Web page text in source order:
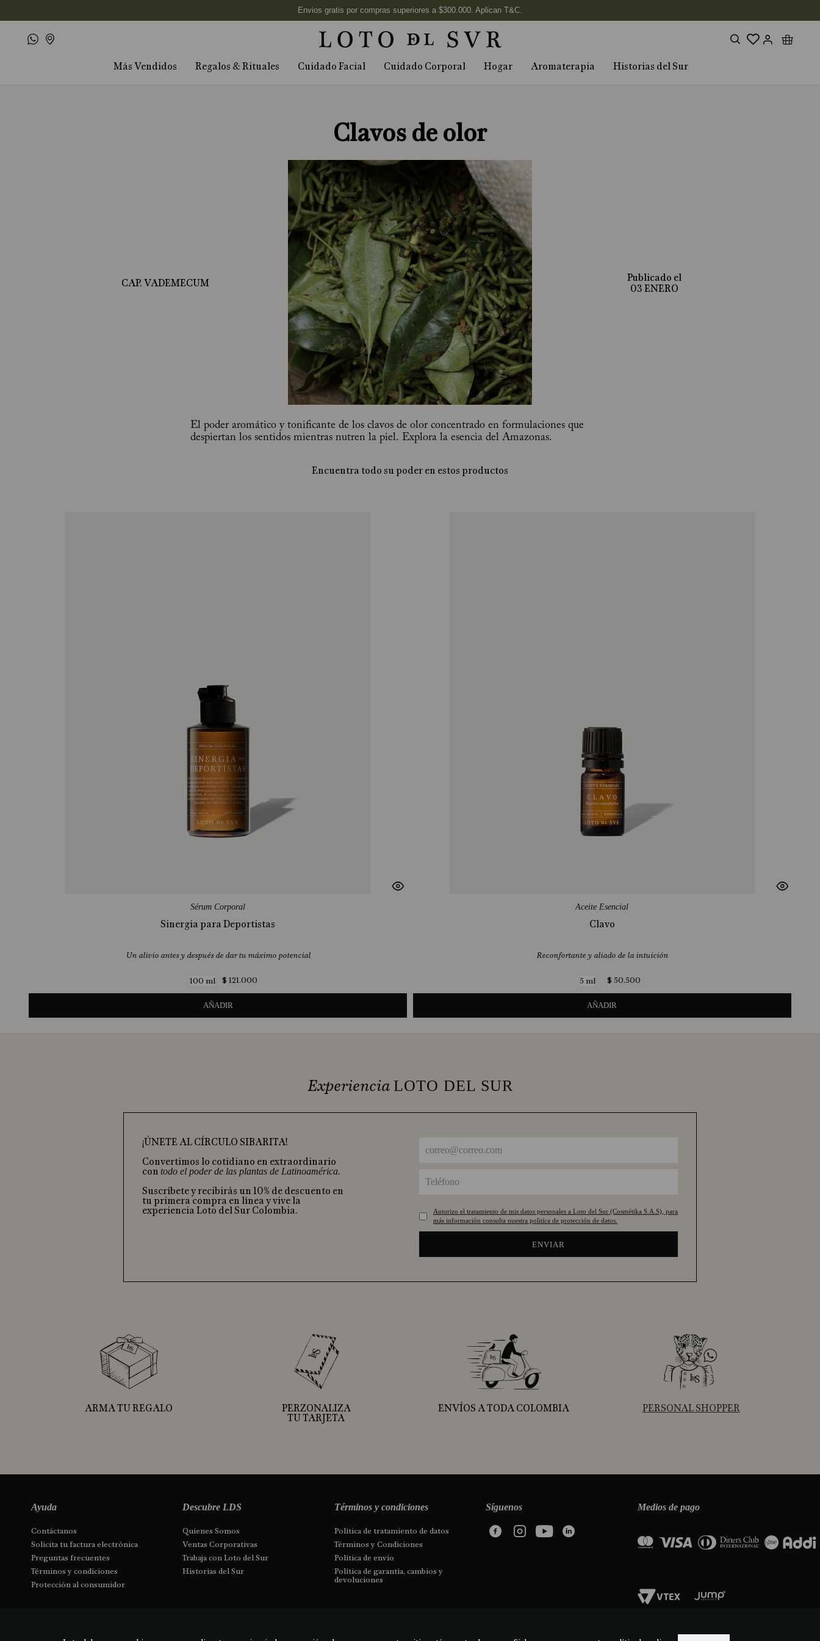
Más Vendidos Regalos & Rituales Cuidado Facial Cuidado Corporal Hogar Aromaterapia Historias del Sur
Clavos de olor
CAP. VADEMECUM
Publicado el
03 ENERO
El poder aromático y tonificante de los clavos de olor concentrado en formulaciones que
despiertan los sentidos mientras nutren la piel. Explora la esencia del Amazonas.
Encuentra todo su poder en estos productos
Sérum Corporal
Sinergia para Deportistas
Un alivio antes y después de dar tu máximo potencial
100 ml $ 121.000
AÑADIR
Aceite Esencial
Clavo
Reconfortante y aliado de la intuición
5 ml $ 50.500
AÑADIR
Experiencia LOTO DEL SUR
¡ÚNETE AL CÍRCULO SIBARITA!
Convertimos lo cotidiano en extraordinario
con todo el poder de las plantas de Latinoamérica.
Suscríbete y recibirás un 10% de descuento en
tu primera compra en línea y vive la
experiencia Loto del Sur Colombia.
Autorizo el tratamiento de mis datos personales a Loto del Sur (Cosmétika S.A.S), para
más información consulta nuestra politíca de protección de datos.
ENVIAR
ARMA TU REGALO
PERZONALIZA
TU TARJETA
ENVÍOS A TODA COLOMBIA PERSONAL SHOPPER
Ayuda
Contáctanos
Solicita tu factura electrónica
Preguntas frecuentes
Términos y condiciones
Protección al consumidor
Descubre LDS
Quienes Somos
Ventas Corporativas
Trabaja con Loto del Sur
Historias del Sur
Términos y condiciones
Política de tratamiento de datos
Términos y Condiciones
Política de envío
Política de garantía, cambios y
devoluciones
Síguenos Medios de pago